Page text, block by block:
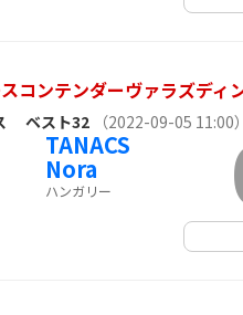
コンテンダーヴァラズディ
ベスト32 （2022-09-05 11:00）
TANACS
Nora
ハンガリー